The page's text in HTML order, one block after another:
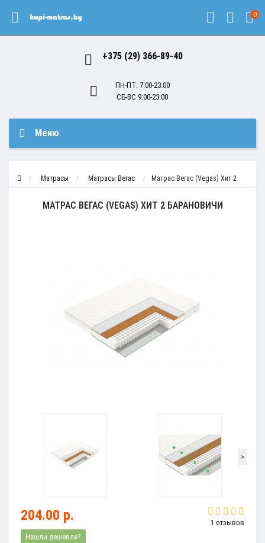
0
+375 (29) 366-89-40
ПН-ПТ: 7:00-23:00
СБ-ВС 9:00-23:00
Меню
Матрасы Матрасы Вегас Матрас Вегас (Vegas) Хит 2
МАТРАС ВЕГАС (VEGAS) ХИТ 2 БАРАНОВИЧИ
>
1 отзывов
204.00 р.
Нашли дешевле?